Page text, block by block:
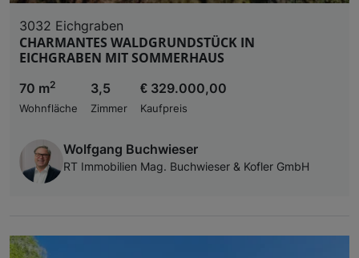
3032 Eichgraben
CHARMANTES WALDGRUNDSTÜCK IN
EICHGRABEN MIT SOMMERHAUS
70 m2
Wohnfläche
3,5
Zimmer
€ 329.000,00
Kaufpreis
Wolfgang Buchwieser
RT Immobilien Mag. Buchwieser & Kofler GmbH